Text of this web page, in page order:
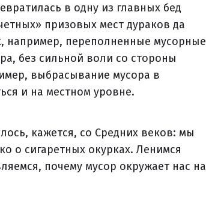
в одну из главных бед
призовых мест дураков да
например, переполненные мусорные
без сильной воли со стороны
выбрасывание мусора в
и на местном уровне.
кажется, со Средних веков: мы
о сигаретных окурках. Ленимся
почему мусор окружает нас на